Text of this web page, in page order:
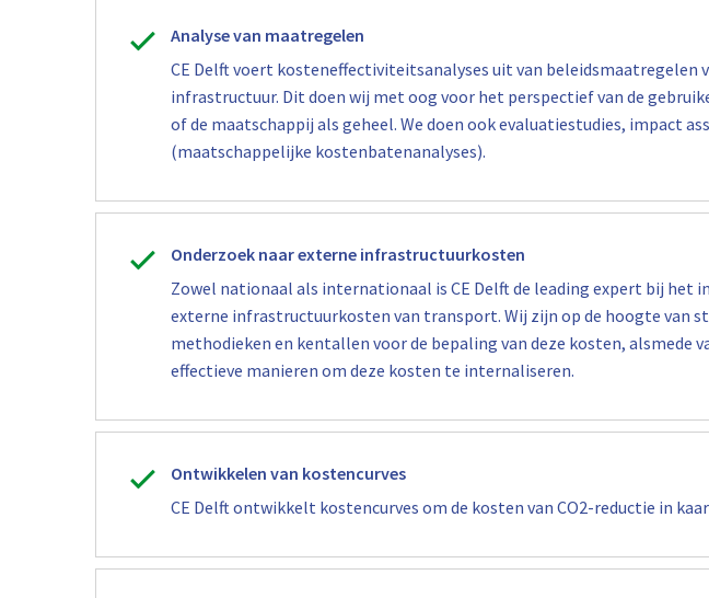
Analyse van maatregelen
CE Delft voert kosteneffectiviteitsanalyses uit van beleidsmaatregelen
infrastructuur. Dit doen wij met oog voor het perspectief van de
of de maatschappij als geheel. We doen ook evaluatiestudies, impact
(maatschappelijke kostenbatenanalyses).
Onderzoek naar externe infrastructuurkosten
Zowel nationaal als internationaal is CE Delft de leading expert bij het
externe infrastructuurkosten van transport. Wij zijn op de hoogte van
methodieken en kentallen voor de bepaling van deze kosten, alsmede
effectieve manieren om deze kosten te internaliseren.
Ontwikkelen van kostencurves
CE Delft ontwikkelt kostencurves om de kosten van CO2-reductie in